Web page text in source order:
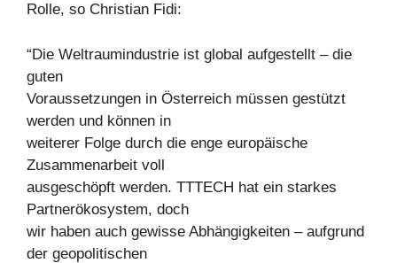
Rolle, so Christian Fidi:
“Die Weltraumindustrie ist global aufgestellt – die
guten
Voraussetzungen in Österreich müssen gestützt
werden und können in
weiterer Folge durch die enge europäische
Zusammenarbeit voll
ausgeschöpft werden. TTTECH hat ein starkes
Partnerökosystem, doch
wir haben auch gewisse Abhängigkeiten – aufgrund
der geopolitischen